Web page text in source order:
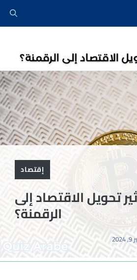
إقتصاد
تحويل الاقتصاد إلى
الرقمنة؟